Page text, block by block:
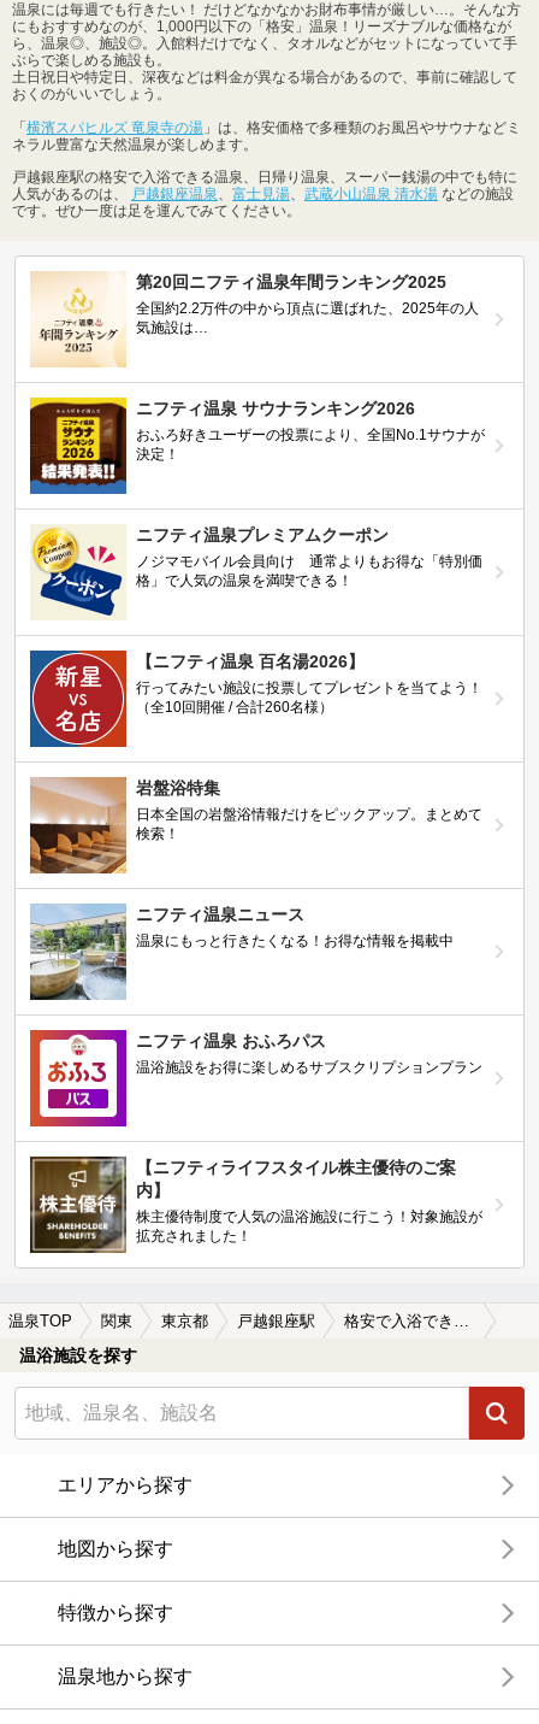
温泉には毎週でも行きたい！ だけどなかなかお財布事情が厳しい…。そんな方
にもおすすめなのが、1,000円以下の「格安」温泉！リーズナブルな価格なが
ら、温泉◎、施設◎。入館料だけでなく、タオルなどがセットになっていて手
ぶらで楽しめる施設も。
土日祝日や特定日、深夜などは料金が異なる場合があるので、事前に確認して
おくのがいいでしょう。
「 横濱スパヒルズ 竜泉寺の湯 」は、格安価格で多種類のお風呂やサウナなどミ
ネラル豊富な天然温泉が楽しめます。
戸越銀座駅の格安で入浴できる温泉、日帰り温泉、スーパー銭湯の中でも特に
人気があるのは、
戸越銀座温泉、 富士見湯、 武蔵小山温泉 清水湯 などの施設
です。ぜひ一度は足を運んでみてください。
第20回ニフティ温泉年間ランキング2025
全国約2.2万件の中から頂点に選ばれた、2025年の人
気施設は…
ニフティ温泉 サウナランキング2026
おふろ好きユーザーの投票により、全国No.1サウナが
決定！
ニフティ温泉プレミアムクーポン
ノジマモバイル会員向け 通常よりもお得な「特別価
格」で人気の温泉を満喫できる！
【ニフティ温泉 百名湯2026】
行ってみたい施設に投票してプレゼントを当てよう！
（全10回開催 / 合計260名様）
岩盤浴特集
日本全国の岩盤浴情報だけをピックアップ。まとめて
検索！
ニフティ温泉ニュース
温泉にもっと行きたくなる！お得な情報を掲載中
ニフティ温泉 おふろパス
温浴施設をお得に楽しめるサブスクリプションプラン
【ニフティライフスタイル株主優待のご案
内】
株主優待制度で人気の温浴施設に行こう！対象施設が
拡充されました！
温泉TOP 関東 東京都 戸越銀座駅
温浴施設を探す
エリアから探す
地図から探す
特徴から探す
温泉地から探す